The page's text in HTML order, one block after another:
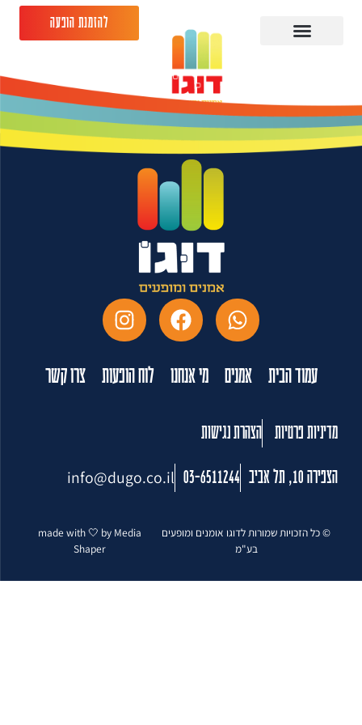
להזמנת הופעה
יונתן ברק -14.03.26 -
תמוז מרכז הצעירים ב"ש
עמוד הבית אמנים מי אנחנו לוח הופעות צרו קשר
מדיניות פרטיות הצהרת נגישות
הצפירה 10, תל אביב 03-6511244
info@dugo.co.il
© כל הזכויות שמורות לדוגו אומנים ומופעים
בע"מ
made with 🤍 by Media
Shaper